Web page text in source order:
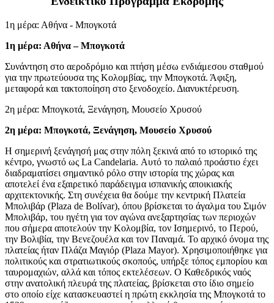
1η μέρα: Αθήνα - Μπογκοτά
1η μέρα: Αθήνα – Μπογκοτά
Συνάντηση στο αεροδρόμιο και πτήση μέσω ενδιάμεσου σταθμού
για την πρωτεύουσα της Κολομβίας, την Μπογκοτά. Άφιξη,
μεταφορά και τακτοποίηση στο ξενοδοχείο. Διανυκτέρευση.
2η μέρα: Μπογκοτά, Ξενάγηση, Μουσείο Χρυσού
2η μέρα: Μπογκοτά, Ξενάγηση, Μουσείο Χρυσού
Η σημερινή ξενάγησή μας στην πόλη ξεκινά από το ιστορικό της
κέντρο, γνωστό ως La Candelaria. Αυτό το παλαιό προάστιο έχει
διαδραματίσει σημαντικό ρόλο στην ιστορία της χώρας και
αποτελεί ένα εξαιρετικό παράδειγμα ισπανικής αποικιακής
αρχιτεκτονικής. Στη συνέχεια θα δούμε την κεντρική Πλατεία
Μπολιβάρ (Plaza de Bolívar), όπου βρίσκεται το άγαλμα του Σιμόν
Μπολιβάρ, του ηγέτη για τον αγώνα ανεξαρτησίας των περιοχών
που σήμερα αποτελούν την Κολομβία, τον Ισημερινό, το Περού,
την Βολιβία, την Βενεζουέλα και τον Παναμά. Το αρχικό όνομα της
πλατείας ήταν Πλάζα Μαγιόρ (Plaza Mayor). Χρησιμοποιήθηκε για
πολιτικούς και στρατιωτικούς σκοπούς, υπήρξε τόπος εμπορίου και
ταυρομαχιών, αλλά και τόπος εκτελέσεων. Ο Καθεδρικός ναός
στην ανατολική πλευρά της πλατείας, βρίσκεται στο ίδιο σημείο
στο οποίο είχε κατασκευαστεί η πρώτη εκκλησία της Μπογκοτά το